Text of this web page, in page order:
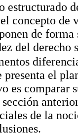
estructurado
concepto de
de
del derecho
presenta el
es comparar
de la